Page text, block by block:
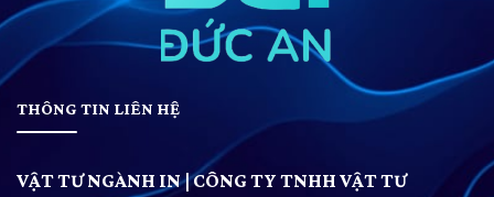
THÔNG TIN LIÊN HỆ
VẬT TƯ NGÀNH IN | CÔNG TY TNHH VẬT TƯ